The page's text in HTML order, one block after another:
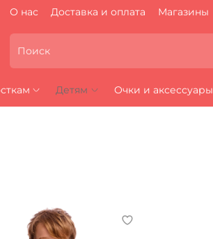
О нас Доставка и оплата Магазины
Детям Очки и аксессуары